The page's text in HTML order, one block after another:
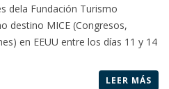
dela Fundación Turismo
destino MICE (Congresos,
en EEUU entre los días 11 y 14
LEER MÁS